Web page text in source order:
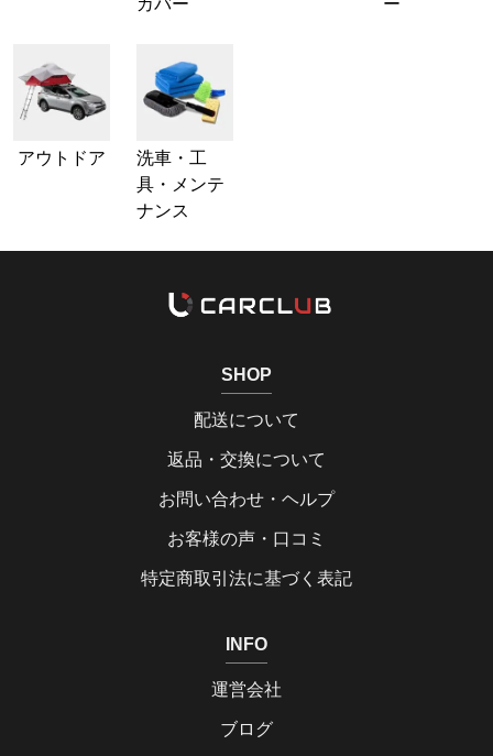
カバー
ー
アウトドア
洗車・工
具・メンテ
ナンス
SHOP
配送について
返品・交換について
お問い合わせ・ヘルプ
お客様の声・口コミ
特定商取引法に基づく表記
INFO
運営会社
ブログ